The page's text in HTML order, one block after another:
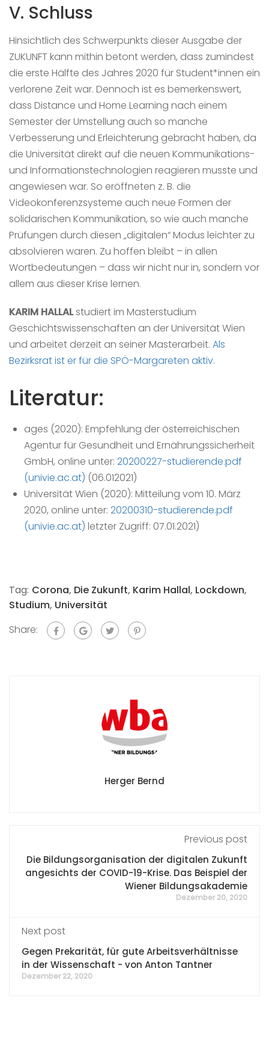
V. Schluss
Hinsichtlich des Schwerpunkts dieser Ausgabe der
ZUKUNFT kann mithin betont werden, dass zumindest
die erste Hälfte des Jahres 2020 für Student*innen ein
verlorene Zeit war. Dennoch ist es bemerkenswert,
dass Distance und Home Learning nach einem
Semester der Umstellung auch so manche
Verbesserung und Erleichterung gebracht haben, da
die Universität direkt auf die neuen Kommunikations-
und Informationstechnologien reagieren musste und
angewiesen war. So eröffneten z. B. die
Videokonferenzsysteme auch neue Formen der
solidarischen Kommunikation, so wie auch manche
Prüfungen durch diesen „digitalen“ Modus leichter zu
absolvieren waren. Zu hoffen bleibt – in allen
Wortbedeutungen – dass wir nicht nur in, sondern vor
allem aus dieser Krise lernen.
KARIM HALLALstudiert im Masterstudium
Geschichtswissenschaften an der Universität Wien
und arbeitet derzeit an seiner Masterarbeit. Als
Bezirksrat ist er für die SPÖ-Margareten aktiv.
Literatur:
ages (2020): Empfehlung der österreichischen
Agentur für Gesundheit und Ernährungssicherheit
GmbH, online unter: 20200227-studierende.pdf
(univie.ac.at) (06.012021)
Universität Wien (2020): Mitteilung vom 10. März
2020, online unter: 20200310-studierende.pdf
(univie.ac.at) letzter Zugriff: 07.01.2021)
Tag: Corona, Die Zukunft, Karim Hallal, Lockdown,
Studium, Universität
Share:
Herger Bernd
Previous post
Die Bildungsorganisation der digitalen Zukunft
angesichts der COVID-19-Krise. Das Beispiel der
Wiener Bildungsakademie
Dezember 20, 2020
Next post
Gegen Prekarität, für gute Arbeitsverhältnisse
in der Wissenschaft - von Anton Tantner
Dezember 22, 2020